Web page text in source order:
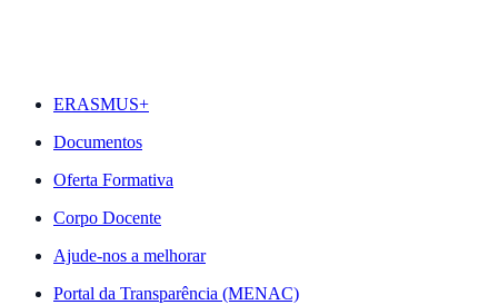
ERASMUS+
Documentos
Oferta Formativa
Corpo Docente
Ajude-nos a melhorar
Portal da Transparência (MENAC)